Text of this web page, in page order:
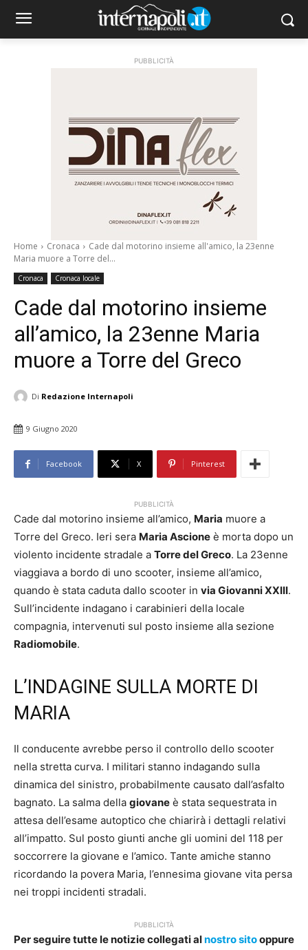
PUBBLICITÀ
Home Cronaca
Cade dal motorino insieme all'amico, la 23enne
Maria muore a Torre del...
Cronaca Cronaca locale
Cade dal motorino insieme
all’amico, la 23enne Maria
muore a Torre del Greco
Di Redazione Internapoli
9 Giugno 2020
Facebook X Pinterest
PUBBLICITÀ
Cade dal motorino insieme all’amico, Maria muore a
Torre del Greco. Ieri sera Maria Ascione è morta dopo un
violento incidente stradale a Torre del Greco. La 23enne
viaggiava a bordo di uno scooter, insieme all’amico,
quando è stata caduta dallo scooter in via Giovanni XXIII.
Sull’incidente indagano i carabinieri della locale
compagnia, intervenuti sul posto insieme alla sezione
Radiomobile.
L’INDAGINE SULLA MORTE DI
MARIA
Il conducente avrebbe perso il controllo dello scooter
nella stretta curva. I militari stanno indagando sulla
dinamica del sinistro, probabilmente causato dall’asfalto
bagnato. La salma della giovane è stata sequestrata in
attesa dell’esame autoptico che chiarirà i dettagli relativi
all’impatto. Sul posto giunti anche gli uomini del 118 per
soccorrere la giovane e l’amico. Tante amiche stanno
ricordando la povera Maria, l’ennesima giovane vita persa
nei troppi incidenti stradali.
PUBBLICITÀ
Per seguire tutte le notizie collegati alnostro sitooppure